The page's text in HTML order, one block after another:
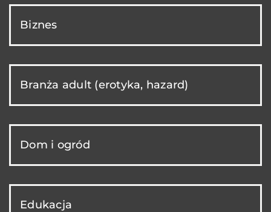
Biznes
Branża adult (erotyka, hazard)
Dom i ogród
Edukacja